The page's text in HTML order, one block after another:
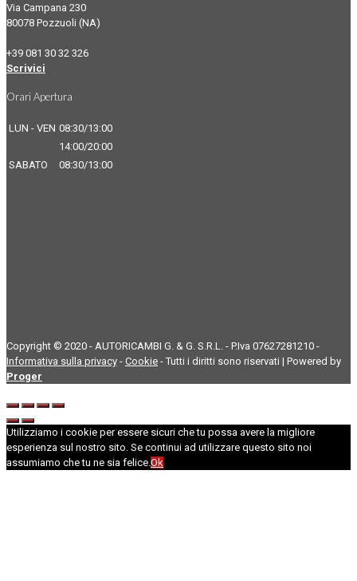
Via Campana 230
80078 Pozzuoli (NA)
+39 081 30 32 326
Scrivici
Orari Apertura
LUN - VEN 08:30/13:00
14:00/20:00
SABATO
08:30/13:00
Copyright © 2020 - AUTORICAMBI G. & G. S.R.L. - P.Iva 07627281210 -
Informativa sulla privacy - Cookie - Tutti i diritti sono riservati | Powered by
Proger
Utilizziamo i cookie per essere sicuri che tu possa avere la migliore
esperienza sul nostro sito. Se continui ad utilizzare questo sito noi
assumiamo che tu ne sia felice.Ok